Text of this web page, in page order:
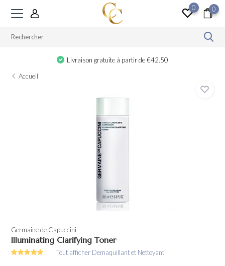
0 0
Livraison gratuite à partir de €42.50
Accueil
Germaine de Capuccini
Illuminating Clarifying Toner
Tout afficher Demaquillant et Nettoyant